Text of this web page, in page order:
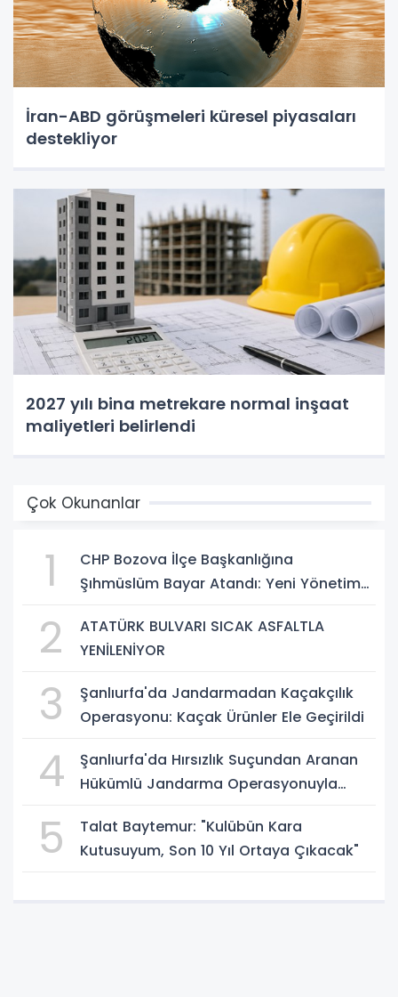
İran-ABD görüşmeleri küresel piyasaları
destekliyor
2027 yılı bina metrekare normal inşaat
maliyetleri belirlendi
Çok Okunanlar
1
CHP Bozova İlçe Başkanlığına
Şıhmüslüm Bayar Atandı: Yeni Yönetim
2
ATATÜRK BULVARI SICAK ASFALTLA
YENİLENİYOR
3
Şanlıurfa'da Jandarmadan Kaçakçılık
Operasyonu: Kaçak Ürünler Ele Geçirildi
4
Şanlıurfa'da Hırsızlık Suçundan Aranan
Hükümlü Jandarma Operasyonuyla
5
Talat Baytemur: "Kulübün Kara
Kutusuyum, Son 10 Yıl Ortaya Çıkacak"